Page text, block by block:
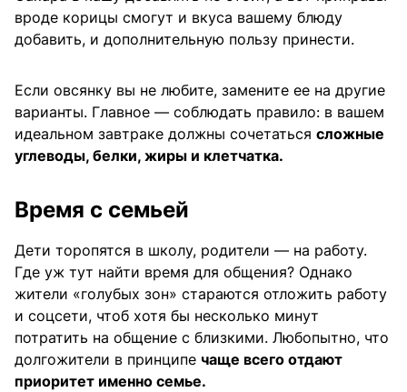
вроде корицы смогут и вкуса вашему блюду
добавить, и дополнительную пользу принести.
Если овсянку вы не любите, замените ее на другие
варианты. Главное — соблюдать правило: в вашем
идеальном завтраке должны сочетаться сложные
углеводы, белки, жиры и клетчатка.
Время с семьей
Дети торопятся в школу, родители — на работу.
Где уж тут найти время для общения? Однако
жители «голубых зон» стараются отложить работу
и соцсети, чтоб хотя бы несколько минут
потратить на общение с близкими. Любопытно, что
долгожители в принципе чаще всего отдают
приоритет именно семье.